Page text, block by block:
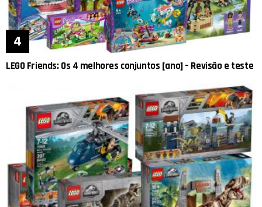
LEGO Friends: Os 4 melhores conjuntos [ano] – Revisão e teste